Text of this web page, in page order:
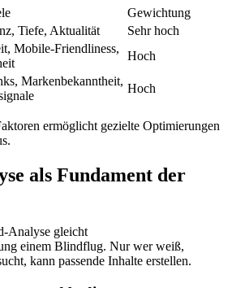
Gewichtung
Tiefe, Aktualität
Sehr hoch
Mobile-Friendliness,
Hoch
Markenbekanntheit,
Hoch
ermöglicht gezielte Optimierungen
als Fundament der
Analyse gleicht
einem Blindflug. Nur wer weiß,
kann passende Inhalte erstellen.